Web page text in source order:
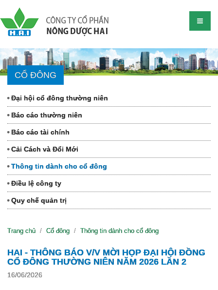
CỔ ĐÔNG
Đại hội cổ đông thường niên
Báo cáo thường niên
Báo cáo tài chính
Cải Cách và Đổi Mới
Thông tin dành cho cổ đông
Điều lệ công ty
Quy chế quản trị
Trang chủ Cổ đông Thông tin dành cho cổ đông
HAI - THÔNG BÁO V/V MỜI HỌP ĐẠI HỘI ĐỒNG
CỔ ĐÔNG THƯỜNG NIÊN NĂM 2026 LẦN 2
16/06/2026